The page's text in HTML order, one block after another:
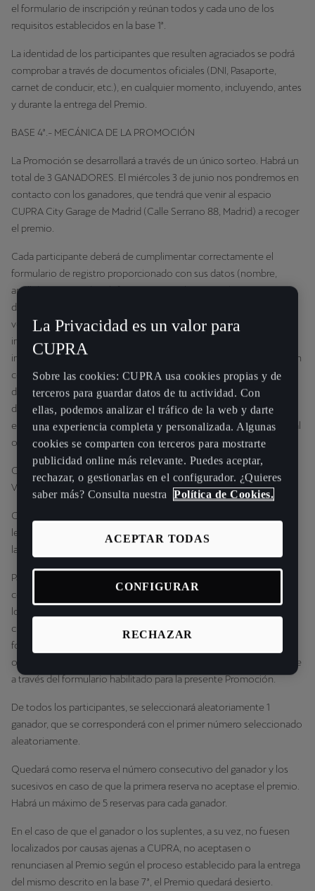
el formulario de inscripción y reúnan todos y cada uno de los
requisitos establecidos en la base 1ª.
La identidad de los participantes que resulten agraciados se podrá
comprobar a través de documentos oficiales (DNI, Pasaporte,
carnet de conducir, etc.), en cualquier momento, incluyendo, antes
y durante la entrega del Premio.
BASE 4ª.- MECÁNICA DE LA PROMOCIÓN
La Promoción se desarrollará a través de un único sorteo. Habrá un
total de 3 GANADORES. El miércoles 3 de junio nos pondremos en
contacto con los ganadores, que tendrá que venir al espacio
CUPRA City Garage de Madrid (Calle Serrano 88, Madrid) a recoger
el premio.
Cada participante deberá de cumplimentar correctamente el
formulario de registro proporcionado con sus datos (nombre,
apellido, número de teléfono y correo electrónico). La
documentación exigida deberá estar actualizada, contener datos
verídicos y conforme a las exigencias de la Promoción. La
introducción de información incorrecta o incompleta para
inscribirse en la Promoción puede impedir que CUPRA se ponga en
contacto con el participante. Para evitar esta situación, cualquier
dato personal y otra información que proporcione el participante
deberá ser preciso y estar actualizado. Se entenderá que CUPRA
estará autorizada a tratar dichos datos conforme a los términos y al
objeto descritos en el presente documento.
CUPRA, a su exclusivo criterio, podrá ampliar el Periodo de
Vigencia.
Cada participante, además, deberá aceptar las presentes bases
legales y cumplir con las condiciones de participación descritas en
las mismas.
Para seleccionar al ganador, CUPRA creará un fichero informático
con los datos de todos los participantes del día que, cumpliendo
los requisitos requeridos en las presentes bases legales, hayan
cumplimentado en su totalidad el formulario online. En dicho
formulario aparecerán numeradas, a razón de una por línea y por
orden cronológico, todas las inscripciones recibidas correctamente
a través del formulario habilitado para la presente Promoción.
De todos los participantes, se seleccionará aleatoriamente 1
ganador, que se corresponderá con el primer número seleccionado
aleatoriamente.
Quedará como reserva el número consecutivo del ganador y los
sucesivos en caso de que la primera reserva no aceptase el premio.
Habrá un máximo de 5 reservas para cada ganador.
En el caso de que el ganador o los suplentes, a su vez, no fuesen
localizados por causas ajenas a CUPRA, no aceptasen o
renunciasen al Premio según el proceso establecido para la entrega
del mismo descrito en la base 7ª, el Premio quedará desierto.
La Privacidad es un valor para
CUPRA
Sobre las cookies: CUPRA usa cookies propias y de
terceros para guardar datos de tu actividad. Con
ellas, podemos analizar el tráfico de la web y darte
una experiencia completa y personalizada. Algunas
cookies se comparten con terceros para mostrarte
publicidad online más relevante. Puedes aceptar,
rechazar, o gestionarlas en el configurador. ¿Quieres
saber más? Consulta nuestra Política de Cookies.
RECHAZAR
ACEPTAR TODAS
CONFIGURAR